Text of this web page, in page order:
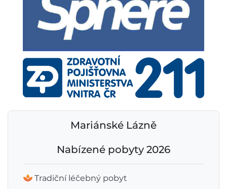
Mariánské Lázně
Nabízené pobyty 2026
Tradiční léčebný pobyt